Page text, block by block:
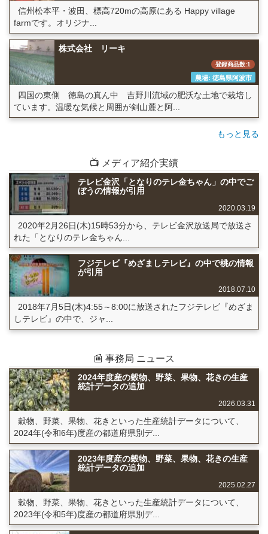
信州松本平・波田、標高720mの高原にある Happy village
farmです。オリジナ...
株式会社 リーキ
登録商品数:1
農場: 徳島県阿波市
四国の東側 徳島の真ん中 吉野川流域の肥沃な土地で栽培し
ています。温暖な気候と周囲が剣山麓と阿...
もっと見る
📺 メディア紹介実績
テレビ金沢「となりのテレ金ちゃん」の中でご
ぼうの情報が引用
2020.03.19
2020年2月26日(木)15時53分から、テレビ金沢放送局で放送さ
れた「となりのテレ金ちゃん...
フジテレビ『めざましテレビ』の中で桃の情報
が引用
2018.07.10
2018年7月5日(木)4:55～8:00に放送されたフジテレビ『めざま
しテレビ』の中で、ジャ...
📰 事務局 ニュース
2024年度産の穀物、野菜、果物、花きの生産
統計データの追加
2026.03.31
穀物、野菜、果物、花きといった生産統計データについて、
2024年(令和6年)度産の都道府県別デ...
2023年度産の穀物、野菜、果物、花きの生産
統計データの追加
2025.02.27
穀物、野菜、果物、花きといった生産統計データについて、
2023年(令和5年)度産の都道府県別デ...